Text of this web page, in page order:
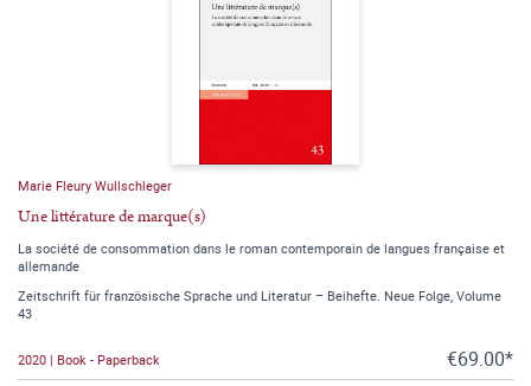
Marie Fleury Wullschleger
Une littérature de marque(s)
La société de consommation dans le roman contemporain de langues française et
allemande
Zeitschrift für französische Sprache und Literatur – Beihefte. Neue Folge, Volume
43
2020 | Book - Paperback €69.00*